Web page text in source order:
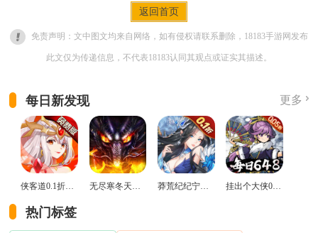
返回首页
免责声明：文中图文均来自网络，如有侵权请联系删除，18183手游网发布
此文仅为传递信息，不代表18183认同其观点或证实其描述。
每日新发现 更多
侠客道0.1折变态版 无尽寒冬天蛇新春送礼版 莽荒纪纪宁传奇0.1折送无限连抽版 挂出个大侠0.05折免单福利版
热门标签